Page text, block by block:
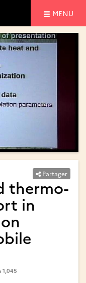
MENU
Partager
thermo-
in
1,045